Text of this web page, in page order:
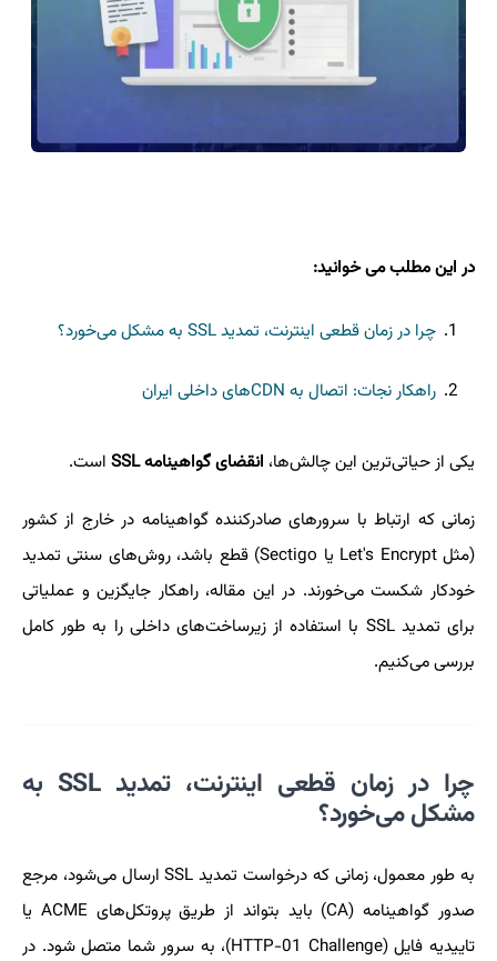
در این مطلب می خوانید:
چرا در زمان قطعی اینترنت، تمدید SSL به مشکل می‌خورد؟
راهکار نجات: اتصال به CDNهای داخلی ایران
یکی از حیاتی‌ترین این چالش‌ها، انقضای گواهینامه SSL است.
زمانی که ارتباط با سرورهای صادرکننده گواهینامه در خارج از کشور
(مثل Let's Encrypt یا Sectigo) قطع باشد، روش‌های سنتی تمدید
خودکار شکست می‌خورند. در این مقاله، راهکار جایگزین و عملیاتی
برای تمدید SSL با استفاده از زیرساخت‌های داخلی را به طور کامل
بررسی می‌کنیم.
چرا در زمان قطعی اینترنت، تمدید SSL به
مشکل می‌خورد؟
به طور معمول، زمانی که درخواست تمدید SSL ارسال می‌شود، مرجع
صدور گواهینامه (CA) باید بتواند از طریق پروتکل‌های ACME یا
تاییدیه فایل (HTTP-01 Challenge)، به سرور شما متصل شود. در